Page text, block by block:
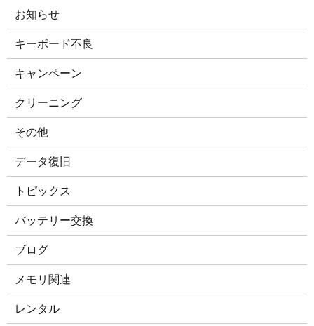
お知らせ
キーボード不良
キャンペーン
クリーニング
その他
データ復旧
トピックス
バッテリー交換
ブログ
メモリ関連
レンタル